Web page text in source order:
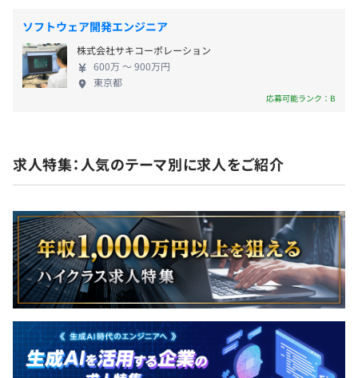
・DX全社員研修
・プロジェクトマネージメント研修
◇物流業界・当社製品理解研修◇
◇資格手当制度◇
・情報処理技術者試験、AWS認定資格等の取得者には、
・資格取得補助制度 ：受験料、テキスト代など福利厚生
として制度あり。
ウォーターフォール、アジャイル、グローバルチーム（多
国籍メンバー）
・介護休暇
・家族看護休暇
・リフレッシュ休暇 ※5日以上の連続休暇も取得可能
・交通費全額支給
・役職手当
・社員持株制度
・財形貯蓄制度
・退職金制度
・研修制度
年2回（6月、12月）
ソフトウェア開発エンジニア
株式会社サキコーポレーション
600万 〜 900万円
東京都
応募可能ランク：B
求人特集：人気のテーマ別に求人をご紹介